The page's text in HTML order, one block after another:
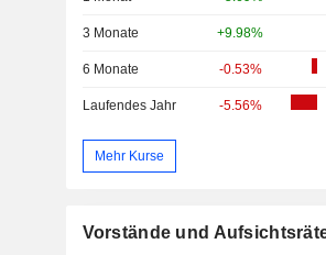
3 Monate +9.98%
6 Monate -0.53%
Laufendes Jahr -5.56%
Mehr Kurse
Vorstände und